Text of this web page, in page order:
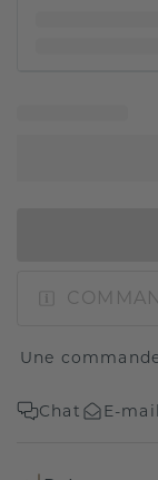
Une
Chat E-mail